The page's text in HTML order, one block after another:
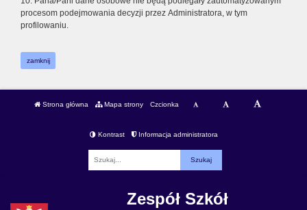
procesom podejmowania decyzji przez Administratora, w tym
profilowaniu.
zamknij
Strona główna Mapa strony Czcionka
Kontrast Informacja administratora
Zespół Szkół